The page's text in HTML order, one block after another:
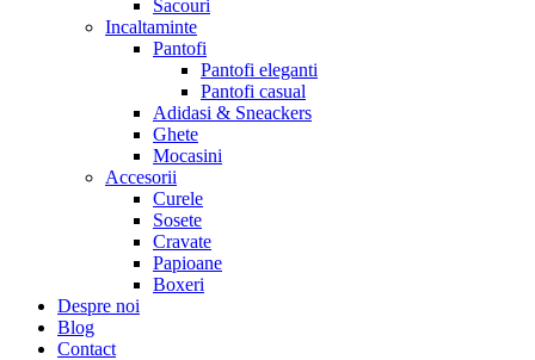
Sacouri
Incaltaminte
Pantofi
Pantofi eleganti
Pantofi casual
Adidasi & Sneackers
Ghete
Mocasini
Accesorii
Curele
Sosete
Cravate
Papioane
Boxeri
Despre noi
Blog
Contact